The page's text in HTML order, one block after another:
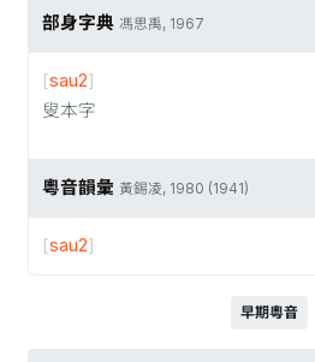
部身字典 馮思禹, 1967
[sau2]
叟本字
粵音韻彙 黃錫凌, 1980 (1941)
[sau2]
早期粵音